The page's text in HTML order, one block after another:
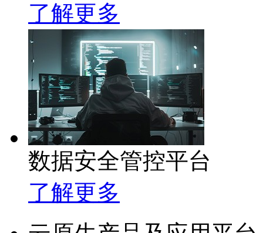
了解更多
数据安全管控平台
了解更多